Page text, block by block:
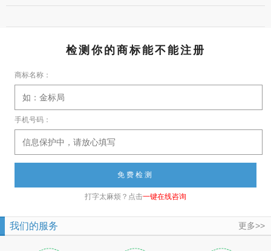
检测你的商标能不能注册
商标名称：
手机号码：
打字太麻烦？点击一键在线咨询
更多>>
我们的服务